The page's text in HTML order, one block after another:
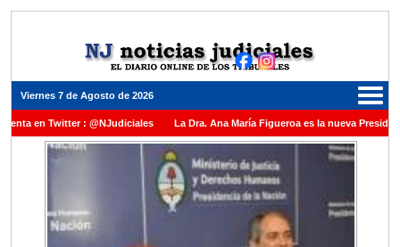
Viernes 7 de Agosto de 2026
: @NJudiciales La Dra. Ana María Figueroa es la nueva Presidente de la
una medalla al Dr. Raul Zaffaroni en reconocimiento por su paso por el Alto
vacante en la Corte Suprema de Justicia de la Nación